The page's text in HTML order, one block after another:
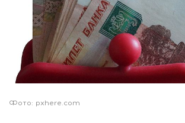
Фото: pxhere.com